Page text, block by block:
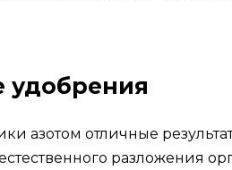
удобрения
азотом отличные
разложения